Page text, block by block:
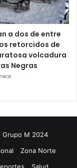
a dos de entre
retorcidos de
volcadura
Negras
Grupo M 2024
Zona Norte